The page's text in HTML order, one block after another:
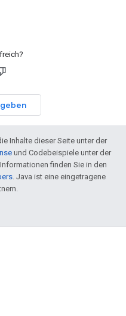
Inhalte dieser Seite unter der
und Codebeispiele unter der
finden Sie in den
. Java ist eine eingetragene